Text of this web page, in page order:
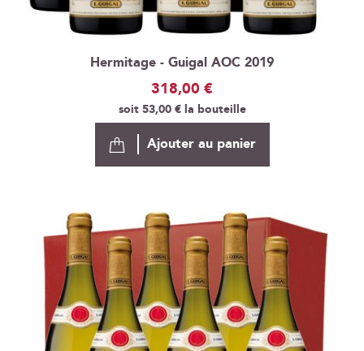
Hermitage - Guigal AOC 2019
318,00 €
soit53,00 €la bouteille
Ajouter au panier